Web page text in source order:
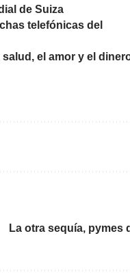
de Suiza
telefónicas del
el amor y el
La otra sequía, pymes